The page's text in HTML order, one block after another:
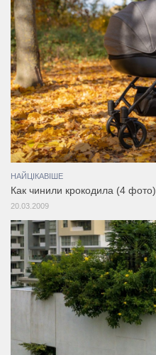
НАЙЦІКАВІШЕ
Как чинили крокодила (4 фото)
20.03.2009